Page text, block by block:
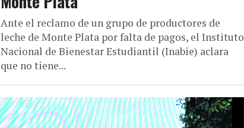
Ante el reclamo de un grupo de productores de
leche de Monte Plata por falta de pagos, el Instituto
Nacional de Bienestar Estudiantil (Inabie) aclara
que no tiene...